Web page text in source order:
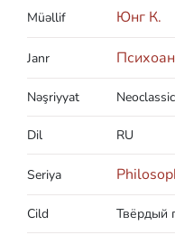
Müəllif Юнг К.
Janr
Nəşriyyat Neoclassic
Dil RU
Seriya
Cild Твёрдый